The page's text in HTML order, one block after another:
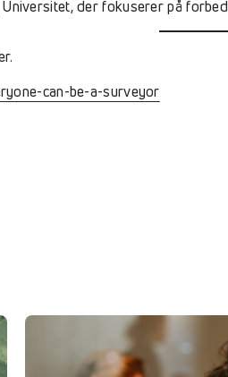
der fokuserer på
can-be-a-surveyor